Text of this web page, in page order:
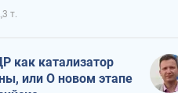
т.
как катализатор
или О новом этапе